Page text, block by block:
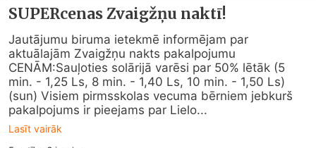
SUPERcenas Zvaigžņu naktī!
Jautājumu biruma ietekmē informējam par
aktuālajām Zvaigžņu nakts pakalpojumu
CENĀM:Sauļoties solārijā varēsi par 50% lētāk (5
min. - 1,25 Ls, 8 min. - 1,40 Ls, 10 min. - 1,50 Ls)
(sun) Visiem pirmsskolas vecuma bērniem jebkurš
pakalpojums ir pieejams par Lielo...
Lasīt vairāk